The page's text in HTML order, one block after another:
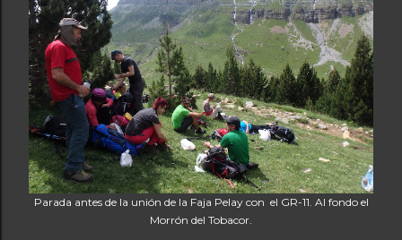
Parada antes de la unión de la Faja Pelay con el GR-11. Al fondo el
Morrón del Tobacor.